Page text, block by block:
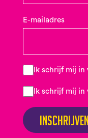
E-mailadres
Ik schrijf mij
Ik schrijf mij
Inschrijven